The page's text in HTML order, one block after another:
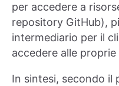
per accedere a
repository GitHub),
intermediario per il
accedere alle
In sintesi, secondo il